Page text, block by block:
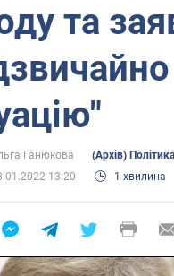
та
Ганюкова
(Архів) Політика
13:20
1 хвилина